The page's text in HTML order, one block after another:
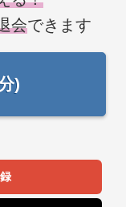
会できます
)